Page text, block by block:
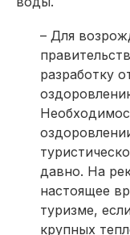
– Для
разработку
давно. На
настоящее
туризме,
крупных